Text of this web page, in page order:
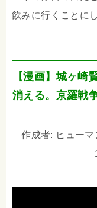
飲みに行くことに
【漫画】城ヶ
消える。京羅戦
作成者: ヒュー